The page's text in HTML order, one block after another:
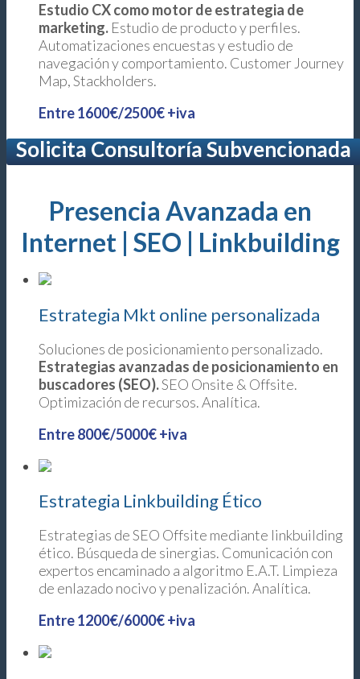
Estudio CX como motor de estrategia de
marketing. Estudio de producto y perfiles.
Automatizaciones encuestas y estudio de
navegación y comportamiento. Customer Journey
Map, Stackholders.
Entre 1600€/2500€ +iva
Solicita Consultoría Subvencionada
Presencia Avanzada en
Internet | SEO | Linkbuilding
Estrategia Mkt online personalizada
Soluciones de posicionamiento personalizado.
Estrategias avanzadas de posicionamiento en
buscadores (SEO).SEO Onsite & Offsite.
Optimización de recursos. Analítica.
Entre 800€/5000€ +iva
Estrategia Linkbuilding Ético
Estrategias de SEO Offsite mediante linkbuilding
ético. Búsqueda de sinergias. Comunicación con
expertos encaminado a algoritmo E.A.T. Limpieza
de enlazado nocivo y penalización. Analítica.
Entre 1200€/6000€ +iva